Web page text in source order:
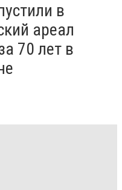
в
ареал
70 лет в